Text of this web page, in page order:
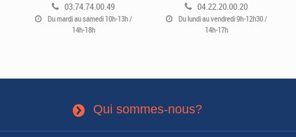
03.74.74.00.49
Du mardi au samedi 10h-13h /
14h-18h
04.22.20.00.20
Du lundi au vendredi 9h-12h30 /
14h-17h
3 Qui sommes-nous?